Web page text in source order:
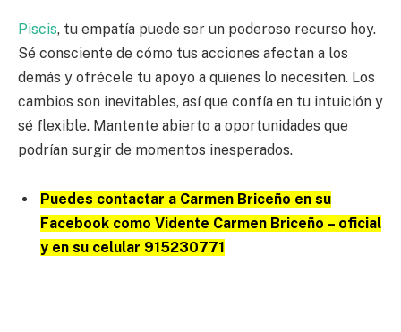
Piscis, tu empatía puede ser un poderoso recurso hoy.
Sé consciente de cómo tus acciones afectan a los
demás y ofrécele tu apoyo a quienes lo necesiten. Los
cambios son inevitables, así que confía en tu intuición y
sé flexible. Mantente abierto a oportunidades que
podrían surgir de momentos inesperados.
Puedes contactar a Carmen Briceño en su
Facebook como Vidente Carmen Briceño – oficial
y en su celular 915230771